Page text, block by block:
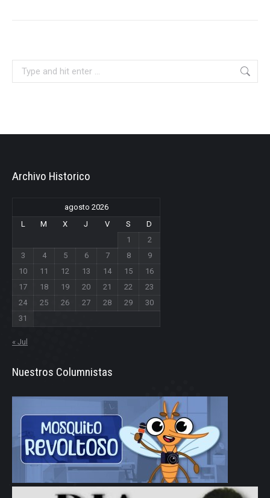
Archivo Historico
agosto 2026
L
M X J V S
D
1
2
3
4 5 6 7 8
9
10
11 12 13 14 15
16
17
18 19 20 21 22
23
24
25 26 27 28 29
30
31
« Jul
Nuestros Columnistas